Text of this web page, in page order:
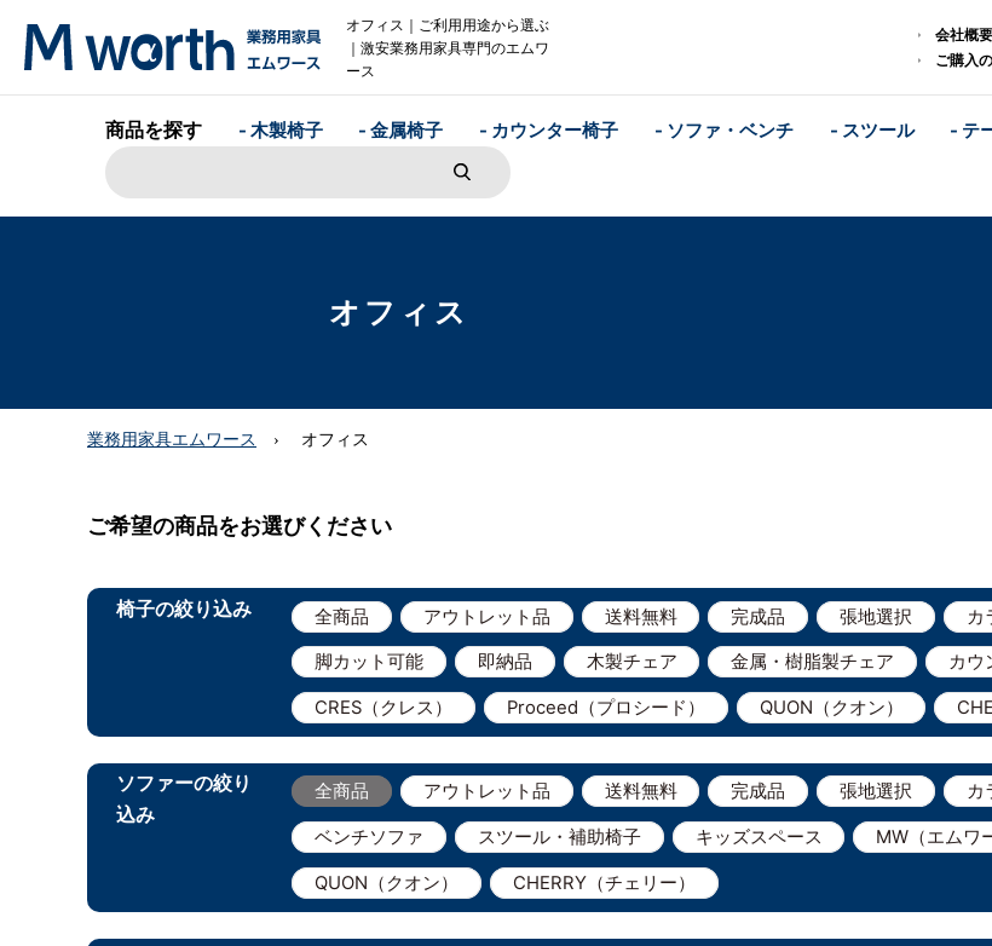
オフィス｜ご利用用途から選ぶ
｜激安業務用家具専門のエムワ
ース
会社概要
ご購入
商品を探す - 木製椅子 - 金属椅子 - カウンター椅子 - ソファ・ベンチ - スツール - テ
オフィス
業務用家具エムワース オフィス
ご希望の商品をお選びください
椅子の絞り込み 全商品 アウトレット品 送料無料 完成品 張地選択 カ
脚カット可能 即納品 木製チェア 金属・樹脂製チェア カウ
CRES（クレス） Proceed（プロシード） QUON（クオン）
ソファーの絞り
込み
全商品 アウトレット品 送料無料 完成品 張地選択 カ
ベンチソファ スツール・補助椅子 キッズスペース MW（エムワ
QUON（クオン） CHERRY（チェリー）